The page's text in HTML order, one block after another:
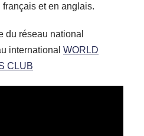
et en anglais.
du réseau national
international WORLD
CLUB